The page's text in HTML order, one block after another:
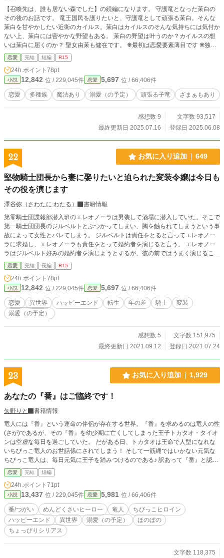
【召喚先は、誰も居ない森でした】の続編になります。 守護竜となった茉白の
その後のお話です。 竜王国民を護りたいと、守護竜として頑張る茉白。そんな
茉白を甘やかしたい近衛のカイルス。茉白はカイルスのそんな気持ちには気付か
ない上、茉白には密やかな野望もある。 茉白の野望は叶うのか？カイルスの想
いは茉白に届くのか？ 聖女由茉も健在です。 ❋最初は恋愛要素薄目です ❋独自
設定あり ❋他視点のお話もあります
恋愛 完結 短編 R15
24h.ポイント 78pt
小説 12,842 位 / 229,045件 恋愛 5,697 位 / 66,406件
恋愛 多種族 魔法あり 溺愛（の予定） 頑張る子竜 ざまぁもあり
感想数 9
文字数 93,517
最終更新日 2025.07.16
登録日 2025.06.08
22 お気に入り追加 649
堅物騎士団長から妻に娶りたいと迫られた変装令嬢は今日も
その役を演じます
澤谷弥（さわたに わたる）
書籍情報
第零騎士団諜報部潜入班のエレオノーラは男装して酒場に潜入していた。そこで
第一騎士団団長のジルベルトとぶつかってしまい、胸を触られてしまうという事
故によって女性とバレてしまう。 ジルベルトは責任をとると言ってエレオノー
ラに求婚し、エレオノーラも責任をとって婚約者を演じると言う。 エレオノー
ラはジルベルト好みの婚約者を演じようとするが、彼の前ではうまく演じること
ができない。またジルベルトもいろんな顔を持つ彼女が気になり始め、他の男が
彼女に触れようとすると牽制し始める。 そんなちょっとズレてる二人が今日も
任務を遂行します！！ ――― 完結しました。 ※他サイトでも公開しておりま
す。
恋愛 完結 長編 R15
24h.ポイント 78pt
小説 12,842 位 / 229,045件 恋愛 5,697 位 / 66,406件
恋愛 異世界 ハッピーエンド 転生 年の差 騎士
変装
溺愛（の予定）
感想数 5
文字数 151,975
最終更新日 2021.09.12
登録日 2021.07.24
23 お気に入り追加 1,929
あなたの『番』はご臨終です！
矢野りと
書籍情報
竜人には『番』という運命の伴侶が存在する世界。『番』を求めるのは竜人の性
(さが)であるが、その『番』を幼少期に亡くしてしまった王子トカタオ・タイオ
ンは空虚な毎日を過ごしていた。 だがある日、トカタオは王命で人型になれな
いちびっこ竜人のお世話係にされてしまう！ そして一筋縄ではいかない元気な
ちびっこ竜人は、毎日元気に王子を踏みつけるのである♪ 訳あって『番』と認識
恋愛 完結 短編
24h.ポイント 71pt
小説 13,437 位 / 229,045件 恋愛 5,981 位 / 66,406件
番/つがい めんどくさいヒーロー 竜人
ちびっこヒロイン
ハッピーエンド
異世界 溺愛（の予定）
ほのぼの
ちょっぴりシリアス
文字数 118,375